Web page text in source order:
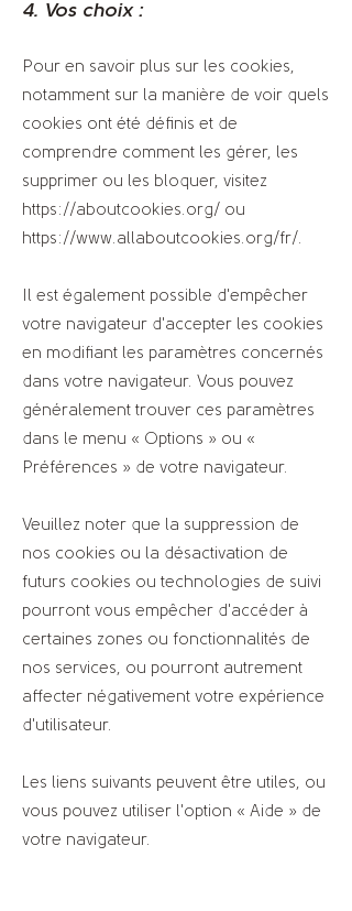
4. Vos choix :
Pour en savoir plus sur les cookies,
notamment sur la manière de voir quels
cookies ont été définis et de
comprendre comment les gérer, les
supprimer ou les bloquer, visitez
https://aboutcookies.org/ ou
https://www.allaboutcookies.org/fr/.
Il est également possible d'empêcher
votre navigateur d'accepter les cookies
en modifiant les paramètres concernés
dans votre navigateur. Vous pouvez
généralement trouver ces paramètres
dans le menu « Options » ou «
Préférences » de votre navigateur.
Veuillez noter que la suppression de
nos cookies ou la désactivation de
futurs cookies ou technologies de suivi
pourront vous empêcher d'accéder à
certaines zones ou fonctionnalités de
nos services, ou pourront autrement
affecter négativement votre expérience
d'utilisateur.
Les liens suivants peuvent être utiles, ou
vous pouvez utiliser l'option « Aide » de
votre navigateur.